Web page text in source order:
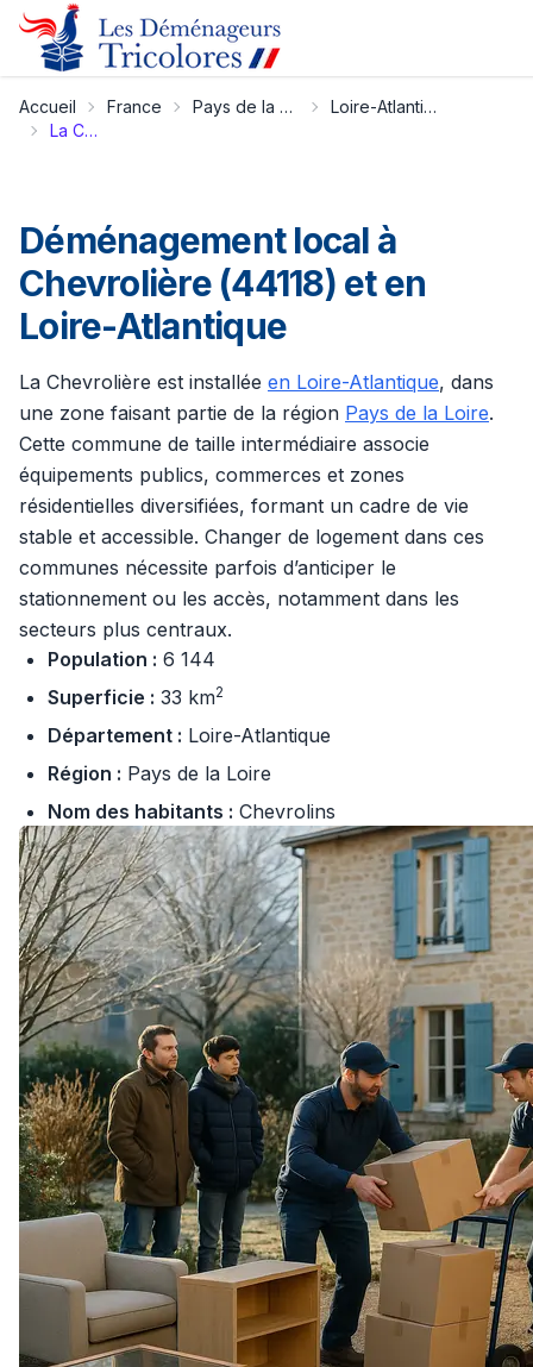
Accueil France Pays de la Loire
Loire-Atlantique
La Chevrolière
Déménagement local à
Chevrolière (44118) et en
Loire-Atlantique
La Chevrolière est installée en Loire-Atlantique, dans
une zone faisant partie de la région Pays de la Loire.
Cette commune de taille intermédiaire associe
équipements publics, commerces et zones
résidentielles diversifiées, formant un cadre de vie
stable et accessible. Changer de logement dans ces
communes nécessite parfois d’anticiper le
stationnement ou les accès, notamment dans les
secteurs plus centraux.
Population : 6 144
Superficie : 33 km2
Département : Loire-Atlantique
Région : Pays de la Loire
Nom des habitants : Chevrolins